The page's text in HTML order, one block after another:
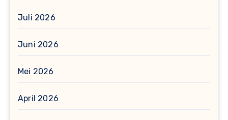
Juli 2026
Juni 2026
Mei 2026
April 2026